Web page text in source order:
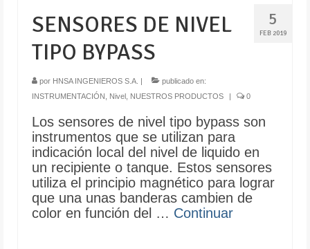
5
FEB 2019
SENSORES DE NIVEL
TIPO BYPASS
por HNSA INGENIEROS S.A.
publicado en:
INSTRUMENTACIÓN
Nivel NUESTROS PRODUCTOS 0
Los sensores de nivel tipo bypass son
instrumentos que se utilizan para
indicación local del nivel de liquido en
un recipiente o tanque. Estos sensores
utiliza el principio magnético para lograr
que una unas banderas cambien de
color en función del … Continuar